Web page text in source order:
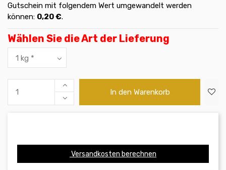
Gutschein mit folgendem Wert umgewandelt werden
können: 0,20 €.
Wählen Sie die Art der Lieferung
In den Warenkorb
Versandkosten berechnen